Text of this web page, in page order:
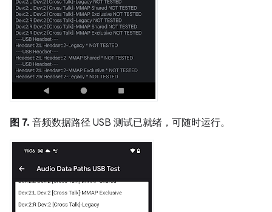
图 7. 音频数据路径 USB 测试已就绪，可随时运行。